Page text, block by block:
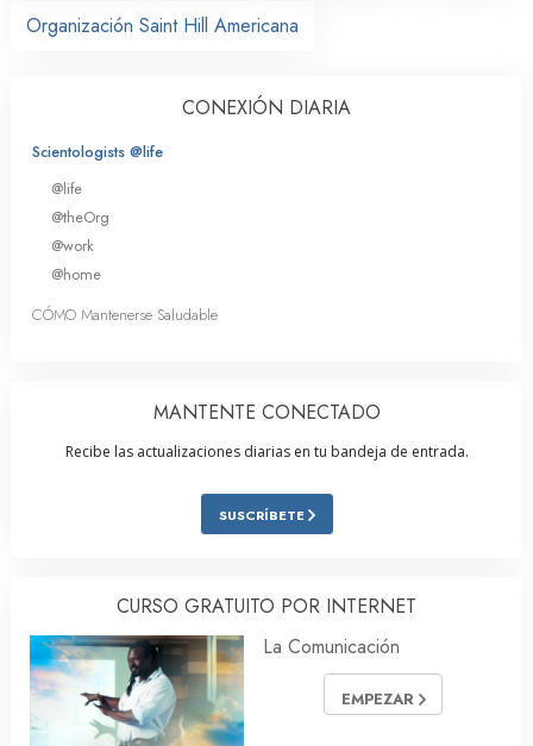
Organización Saint Hill Americana
CONEXIÓN DIARIA
Scientologists @life
@life
@theOrg
@work
@home
CÓMO Mantenerse Saludable
MANTENTE CONECTADO
Recibe las actualizaciones diarias en tu bandeja de entrada.
SUSCRÍBETE
CURSO GRATUITO POR INTERNET
La Comunicación
EMPEZAR